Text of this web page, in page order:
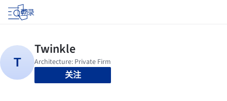
登录
关注